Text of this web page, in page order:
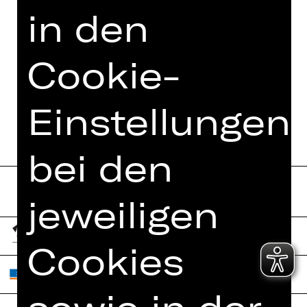
TERMINE UND BESETZUNG
VIDEO/AUDIO
FOTOS
in den
Cookie-
Einstellungen
bei den
jeweiligen
Cookies